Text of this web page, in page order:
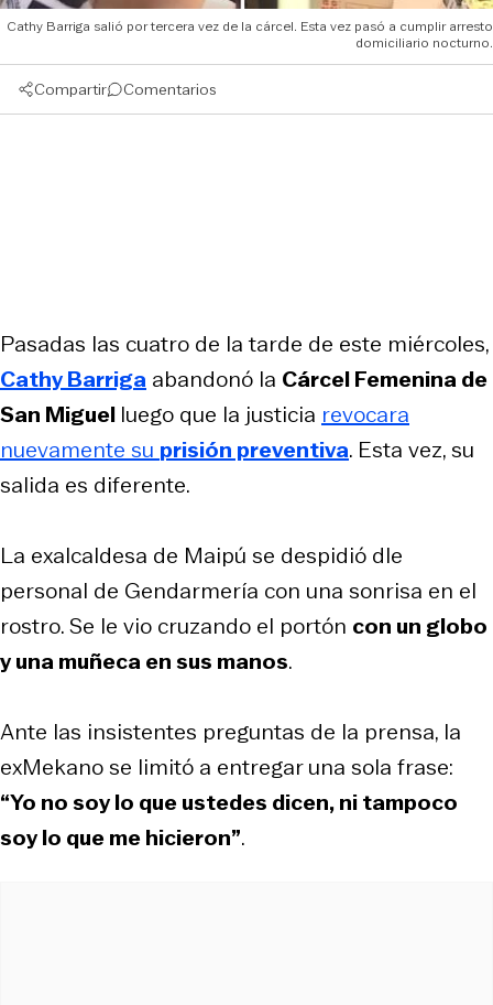
Cathy Barriga salió por tercera vez de la cárcel. Esta vez pasó a cumplir arresto
domiciliario nocturno.
Compartir Comentarios
Pasadas las cuatro de la tarde de este miércoles,
Cathy Barriga abandonó la Cárcel Femenina de
San Miguel luego que la justicia revocara
nuevamente su prisión preventiva. Esta vez, su
salida es diferente.
La exalcaldesa de Maipú se despidió dle
personal de Gendarmería con una sonrisa en el
rostro. Se le vio cruzando el portón con un globo
y una muñeca en sus manos.
Ante las insistentes preguntas de la prensa, la
exMekano se limitó a entregar una sola frase:
“Yo no soy lo que ustedes dicen, ni tampoco
soy lo que me hicieron”.